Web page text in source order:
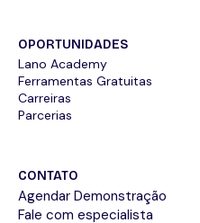
OPORTUNIDADES
Lano Academy
Ferramentas Gratuitas
Carreiras
Parcerias
CONTATO
Agendar Demonstração
Fale com especialista